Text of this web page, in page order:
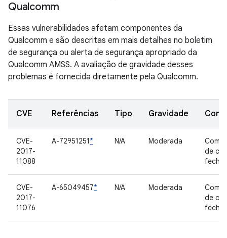
Qualcomm
Essas vulnerabilidades afetam componentes da
Qualcomm e são descritas em mais detalhes no boletim
de segurança ou alerta de segurança apropriado da
Qualcomm AMSS. A avaliação de gravidade desses
problemas é fornecida diretamente pela Qualcomm.
CVE Referências Tipo Gravidade
CVE-
2017-
11088
A-72951251* N/A Moderada
de
CVE-
2017-
11076
A-65049457* N/A Moderada
de